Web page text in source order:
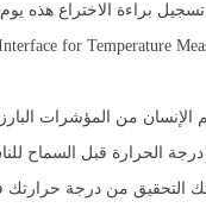
من المؤشرات
الحرارة قبل السماح
التحقيق من درجة حرارتك